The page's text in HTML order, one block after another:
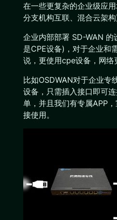
在一些更复杂的企业级应用
分支机构互联、混合云架
企业内部部署 SD-WAN 的
是CPE设备)，对于企业和
说，更使用cpe设备，网络
比如OSDWAN对于企业专
设备，只需插入接口即可
单，并且我们有专属APP
接使用。